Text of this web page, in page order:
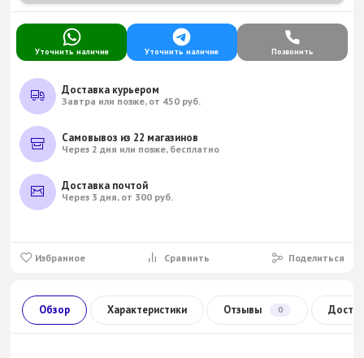
Уточнить наличие Уточнить наличие Позвонить
Доставка курьером
Завтра или позже, от 450 руб.
Самовывоз из 22 магазинов
Через 2 дня или позже, бесплатно
Доставка почтой
Через 3 дня, от 300 руб.
Избранное Сравнить Поделиться
Обзор Характеристики Отзывы 0